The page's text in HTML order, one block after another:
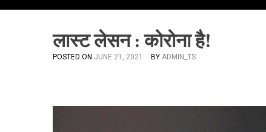
e
लास्ट लेसन : कोरोना है!
POSTED ON JUNE 21, 2021 BY ADMIN_TS